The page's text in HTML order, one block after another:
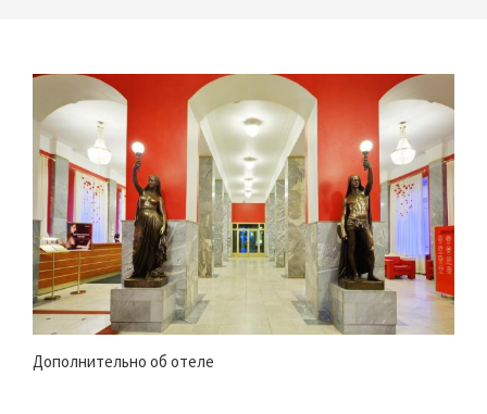
Дополнительно об отеле